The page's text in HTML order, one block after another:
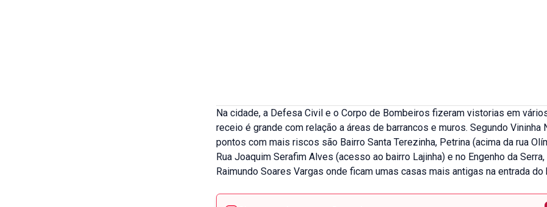
Na cidade, a Defesa Civil e o Corpo de Bombeiros fizeram vistorias em
receio é grande com relação a áreas de barrancos e muros. Segundo Vininha
pontos com mais riscos são Bairro Santa Terezinha, Petrina (acima da rua
Rua Joaquim Serafim Alves (acesso ao bairro Lajinha) e no Engenho da Serra,
Raimundo Soares Vargas onde ficam umas casas mais antigas na entrada do